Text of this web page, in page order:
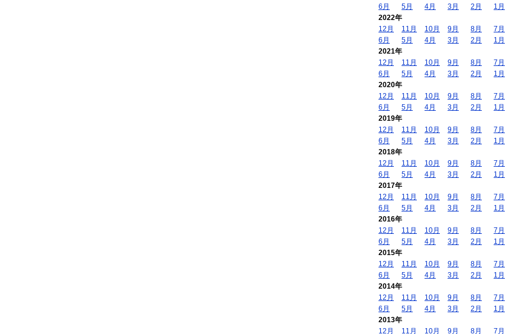
6月
5月 4月 3月 2月
1月
2022年
12月
11月 10月 9月 8月
7月
6月
5月 4月 3月 2月
1月
2021年
12月
11月 10月 9月 8月
7月
6月
5月 4月 3月 2月
1月
2020年
12月
11月 10月 9月 8月
7月
6月
5月 4月 3月 2月
1月
2019年
12月
11月 10月 9月 8月
7月
6月
5月 4月 3月 2月
1月
2018年
12月
11月 10月 9月 8月
7月
6月
5月 4月 3月 2月
1月
2017年
12月
11月 10月 9月 8月
7月
6月
5月 4月 3月 2月
1月
2016年
12月
11月 10月 9月 8月
7月
6月
5月 4月 3月 2月
1月
2015年
12月
11月 10月 9月 8月
7月
6月
5月 4月 3月 2月
1月
2014年
12月
11月 10月 9月 8月
7月
6月
5月 4月 3月 2月
1月
2013年
12月
11月 10月 9月 8月 7月